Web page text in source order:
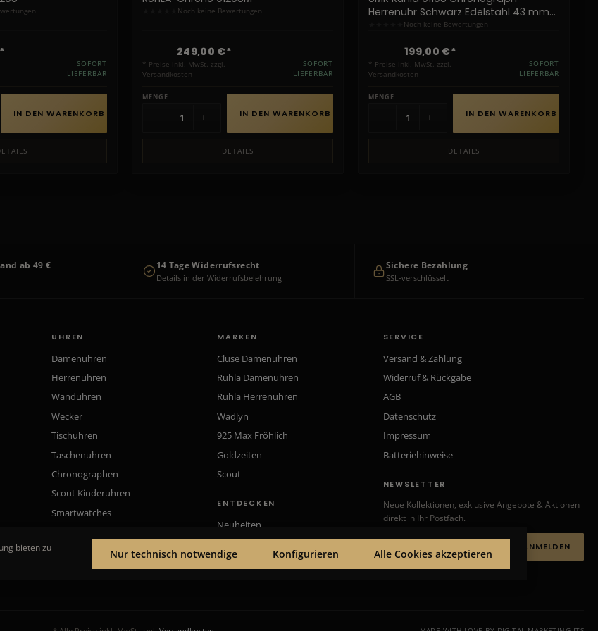
SOFORT
LIEFERBAR
IN DEN WARENKORB
Noch keine Bewertungen
249,00 €*
* Preise inkl. MwSt. zzgl.
Versandkosten
SOFORT
LIEFERBAR
MENGE
− + IN DEN WARENKORB
DETAILS
Herrenuhr Schwarz Edelstahl 43 mm
Noch keine Bewertungen
199,00 €*
* Preise inkl. MwSt. zzgl.
Versandkosten
SOFORT
LIEFERBAR
MENGE
− + IN DEN WARENKORB
DETAILS
ab 49 € 14 Tage Widerrufsrecht
Details in der Widerrufsbelehrung
Sichere Bezahlung
SSL-verschlüsselt
UHREN
Damenuhren
Herrenuhren
Wanduhren
Wecker
Tischuhren
Taschenuhren
Chronographen
Scout Kinderuhren
Smartwatches
MARKEN
Cluse Damenuhren
Ruhla Damenuhren
Ruhla Herrenuhren
Wadlyn
925 Max Fröhlich
Goldzeiten
Scout
ENTDECKEN
Neuheiten
SERVICE
Versand & Zahlung
Widerruf & Rückgabe
AGB
Datenschutz
Impressum
Batteriehinweise
NEWSLETTER
Neue Kollektionen, exklusive Angebote & Aktionen
direkt in Ihr Postfach.
ANMELDEN
bieten zu
Nur technisch notwendige Konfigurieren Alle Cookies akzeptieren